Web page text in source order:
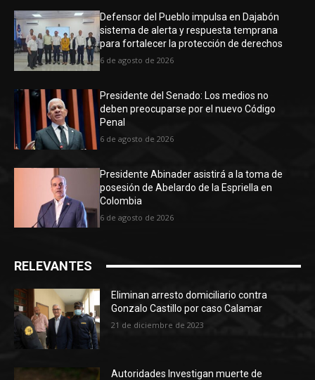
Defensor del Pueblo impulsa en Dajabón
sistema de alerta y respuesta temprana
para fortalecer la protección de derechos
6 de agosto de 2026
Presidente del Senado: Los medios no
deben preocuparse por el nuevo Código
Penal
6 de agosto de 2026
Presidente Abinader asistirá a la toma de
posesión de Abelardo de la Espriella en
Colombia
6 de agosto de 2026
RELEVANTES
Eliminan arresto domiciliario contra
Gonzalo Castillo por caso Calamar
21 de diciembre de 2023
Autoridades Investigan muerte de